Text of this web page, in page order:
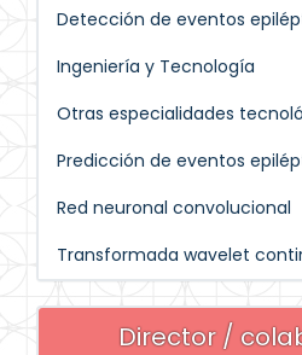
Detección de eventos
Ingeniería y Tecnología
Otras especialidades
Predicción de eventos
Red neuronal convolucional
Transformada wavelet
Director /